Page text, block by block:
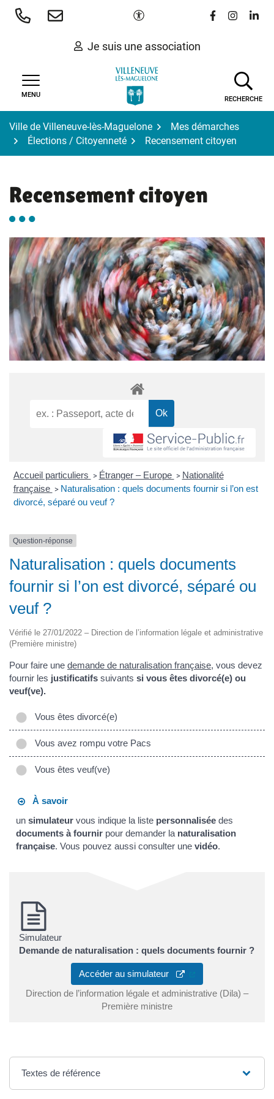
Aller
Paramètres d'accessibilité
Lien vers le
Lien vers
Lien
Je suis une association
MENU
RECHERCHE
Ville de Villeneuve-lès-Maguelone
Mes démarches
Élections / Citoyenneté
Recensement citoyen
Recensement citoyen
Accueil particuliers > Étranger – Europe > Nationalité
française > Naturalisation : quels documents fournir si l’on est
divorcé, séparé ou veuf ?
Question-réponse
Naturalisation : quels documents
fournir si l’on est divorcé, séparé ou
veuf ?
Vérifié le 27/01/2022 – Direction de l’information légale et administrative
(Première ministre)
Pour faire une demande de naturalisation française, vous devez
fournir les justificatifs suivants si vous êtes divorcé(e) ou
veuf(ve).
Vous êtes divorcé(e)
Vous avez rompu votre Pacs
Vous êtes veuf(ve)
À savoir
unsimulateur vous indique la liste personnalisée des
documents à fournir pour demander la naturalisation
française. Vous pouvez aussi consulter unevidéo.
Simulateur
Demande de naturalisation : quels documents fournir ?
Accéder au simulateur
(ouverture dans un
Direction de l’information légale et administrative (Dila) –
Première ministre
Textes de référence